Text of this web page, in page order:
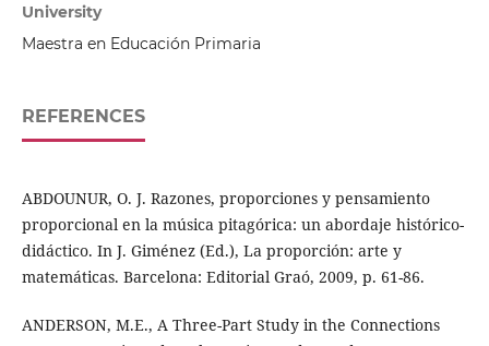
University
Maestra en Educación Primaria
REFERENCES
ABDOUNUR, O. J. Razones, proporciones y pensamiento
proporcional en la música pitagórica: un abordaje histórico-
didáctico. In J. Giménez (Ed.), La proporción: arte y
matemáticas. Barcelona: Editorial Graó, 2009, p. 61-86.
ANDERSON, M.E., A Three-Part Study in the Connections